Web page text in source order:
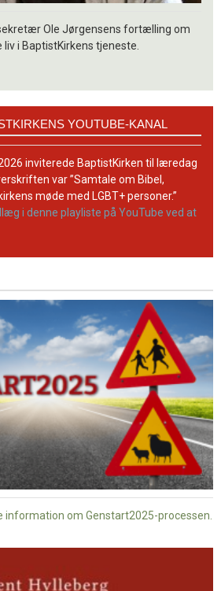
Ole Jørgensens fortælling om
i BaptistKirkens tjeneste.
YOUTUBE-KANAL
inviterede BaptistKirken til læredag
var ”Samtale om Bibel,
møde med LGBT+ personer.”
i denne playliste på YouTube ved at
information om Genstart2025-processen.